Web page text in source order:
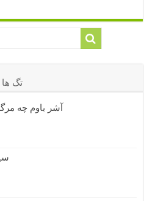
تگ ها
آشر باوم چه